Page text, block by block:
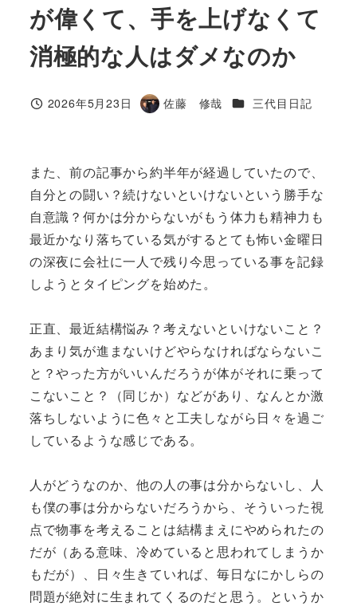
が偉くて、手を上げなくて
消極的な人はダメなのか
投稿日
2026年5月23日
著
佐藤 修哉 カテゴリー
三代目日記
また、前の記事から約半年が経過していたので、
自分との闘い？続けないといけないという勝手な
自意識？何かは分からないがもう体力も精神力も
最近かなり落ちている気がするとても怖い金曜日
の深夜に会社に一人で残り今思っている事を記録
しようとタイピングを始めた。
正直、最近結構悩み？考えないといけないこと？
あまり気が進まないけどやらなければならないこ
と？やった方がいいんだろうが体がそれに乗って
こないこと？（同じか）などがあり、なんとか激
落ちしないように色々と工夫しながら日々を過ご
しているような感じである。
人がどうなのか、他の人の事は分からないし、人
も僕の事は分からないだろうから、そういった視
点で物事を考えることは結構まえにやめられたの
だが（ある意味、冷めていると思われてしまうか
もだが）、日々生きていれば、毎日なにかしらの
問題が絶対に生まれてくるのだと思う。というか